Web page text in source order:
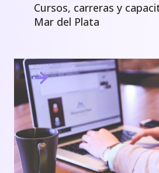
Cursos, carreras y
Mar del Plata